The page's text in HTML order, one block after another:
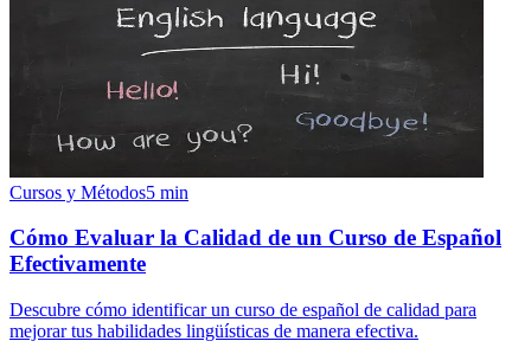
Cursos y Métodos5 min
Cómo Evaluar la Calidad de un Curso de Español
Efectivamente
Descubre cómo identificar un curso de español de calidad para
mejorar tus habilidades lingüísticas de manera efectiva.